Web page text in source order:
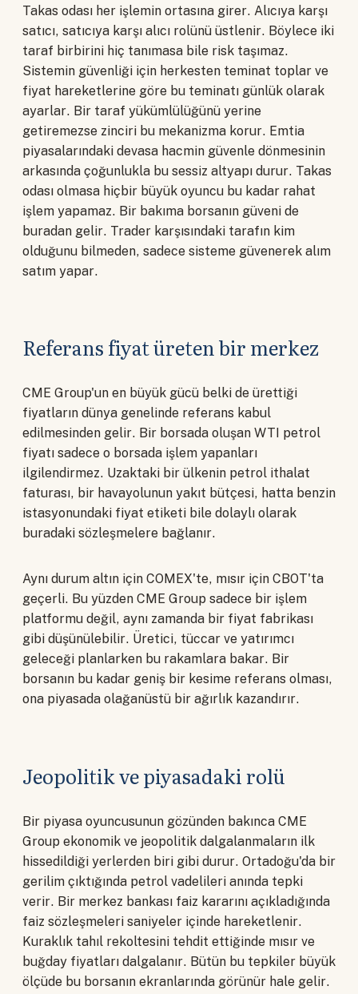
Takas odası her işlemin ortasına girer. Alıcıya karşı
satıcı, satıcıya karşı alıcı rolünü üstlenir. Böylece iki
taraf birbirini hiç tanımasa bile risk taşımaz.
Sistemin güvenliği için herkesten teminat toplar ve
fiyat hareketlerine göre bu teminatı günlük olarak
ayarlar. Bir taraf yükümlülüğünü yerine
getiremezse zinciri bu mekanizma korur. Emtia
piyasalarındaki devasa hacmin güvenle dönmesinin
arkasında çoğunlukla bu sessiz altyapı durur. Takas
odası olmasa hiçbir büyük oyuncu bu kadar rahat
işlem yapamaz. Bir bakıma borsanın güveni de
buradan gelir. Trader karşısındaki tarafın kim
olduğunu bilmeden, sadece sisteme güvenerek alım
satım yapar.
Referans fiyat üreten bir merkez
CME Group'un en büyük gücü belki de ürettiği
fiyatların dünya genelinde referans kabul
edilmesinden gelir. Bir borsada oluşan WTI petrol
fiyatı sadece o borsada işlem yapanları
ilgilendirmez. Uzaktaki bir ülkenin petrol ithalat
faturası, bir havayolunun yakıt bütçesi, hatta benzin
istasyonundaki fiyat etiketi bile dolaylı olarak
buradaki sözleşmelere bağlanır.
Aynı durum altın için COMEX'te, mısır için CBOT'ta
geçerli. Bu yüzden CME Group sadece bir işlem
platformu değil, aynı zamanda bir fiyat fabrikası
gibi düşünülebilir. Üretici, tüccar ve yatırımcı
geleceği planlarken bu rakamlara bakar. Bir
borsanın bu kadar geniş bir kesime referans olması,
ona piyasada olağanüstü bir ağırlık kazandırır.
Jeopolitik ve piyasadaki rolü
Bir piyasa oyuncusunun gözünden bakınca CME
Group ekonomik ve jeopolitik dalgalanmaların ilk
hissedildiği yerlerden biri gibi durur. Ortadoğu'da bir
gerilim çıktığında petrol vadelileri anında tepki
verir. Bir merkez bankası faiz kararını açıkladığında
faiz sözleşmeleri saniyeler içinde hareketlenir.
Kuraklık tahıl rekoltesini tehdit ettiğinde mısır ve
buğday fiyatları dalgalanır. Bütün bu tepkiler büyük
ölçüde bu borsanın ekranlarında görünür hale gelir.